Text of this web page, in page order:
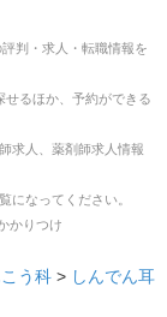
評判・求人・転職情報を
るほか、予約ができる
求人、薬剤師求人情報
になってください。
かりつけ
う科 > しんでん耳